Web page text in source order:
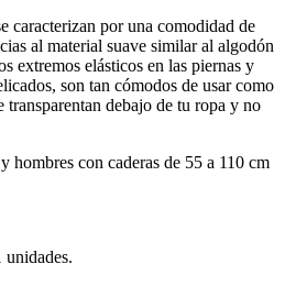
caracterizan por una comodidad de
al material suave similar al algodón
extremos elásticos en las piernas y
son tan cómodos de usar como
debajo de tu ropa y no
hombres con caderas de 55 a 110 cm
unidades.